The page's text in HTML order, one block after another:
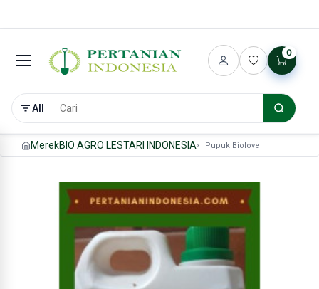
All
0
MerekBIO AGRO LESTARI INDONESIA Pupuk Biolove